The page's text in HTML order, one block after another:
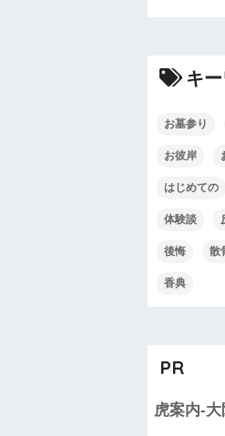
キ
お墓参り
お彼岸
はじめての
体験談
後悔 散
香典
PR
虎案内-